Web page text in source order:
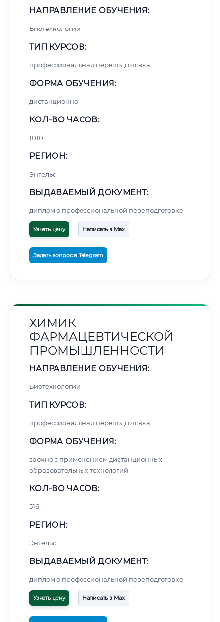
НАПРАВЛЕНИЕ ОБУЧЕНИЯ:
Биотехнологии
ТИП КУРСОВ:
профессиональная переподготовка
ФОРМА ОБУЧЕНИЯ:
дистанционно
КОЛ-ВО ЧАСОВ:
1010
РЕГИОН:
Энгельс
ВЫДАВАЕМЫЙ ДОКУМЕНТ:
диплом о профессиональной переподготовке
Узнать цену Написать в Max
Задать вопрос в Telegram
ХИМИК
ФАРМАЦЕВТИЧЕСКОЙ
ПРОМЫШЛЕННОСТИ
НАПРАВЛЕНИЕ ОБУЧЕНИЯ:
Биотехнологии
ТИП КУРСОВ:
профессиональная переподготовка
ФОРМА ОБУЧЕНИЯ:
заочно с применением дистанционных
образовательных технологий
КОЛ-ВО ЧАСОВ:
516
РЕГИОН:
Энгельс
ВЫДАВАЕМЫЙ ДОКУМЕНТ:
диплом о профессиональной переподготовке
Узнать цену Написать в Max